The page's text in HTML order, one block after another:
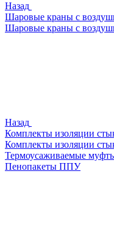
Назад
Шаровые краны с
Шаровые краны с
Назад
Комплекты изоляции
Комплекты изоляции
Термоусаживаемые
Пенопакеты ППУ